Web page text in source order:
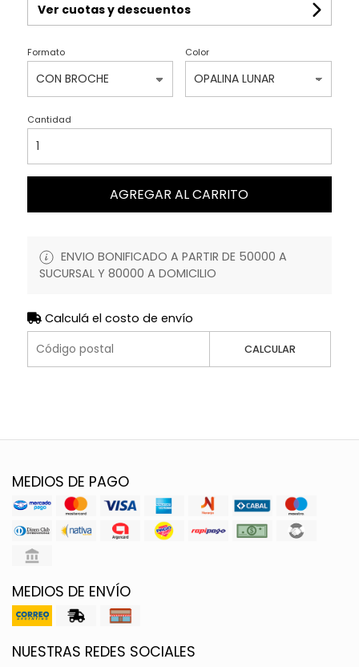
Ver cuotas y descuentos
Formato Color
Cantidad
AGREGAR AL CARRITO
ENVIO BONIFICADO A PARTIR DE 50000 A
SUCURSAL Y 80000 A DOMICILIO
Calculá el costo de envío
CALCULAR
MEDIOS DE PAGO
MEDIOS DE ENVÍO
NUESTRAS REDES SOCIALES